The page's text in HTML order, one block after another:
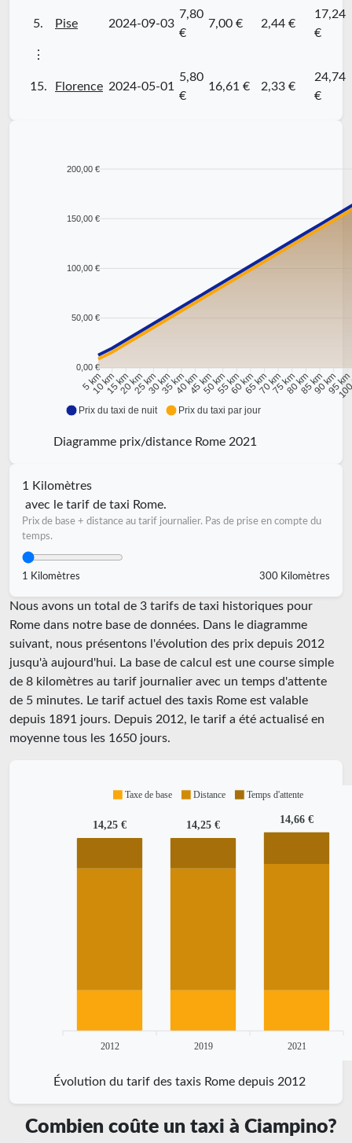
5. Pise 2024-09-03
7,80
€
7,00 € 2,44 €
17,24
€
⋮
15. Florence 2024-05-01
5,80
€
16,61 € 2,33 €
24,74
€
200,00 €
150,00 €
100,00 €
50,00 €
0,00 €
5 km
10 km15 km20 km25 km30 km35 km40 km45 km50 km55 km60 km65 km70 km75 km80 km85 km90 km95 km
Prix du taxi de nuit Prix du taxi par jour
Diagramme prix/distance Rome 2021
1 Kilomètres
avec le tarif de taxi Rome.
Prix de base + distance au tarif journalier. Pas de prise en compte du
temps.
1 Kilomètres 300 Kilomètres
Nous avons un total de 3 tarifs de taxi historiques pour
Rome dans notre base de données. Dans le diagramme
suivant, nous présentons l'évolution des prix depuis 2012
jusqu'à aujourd'hui. La base de calcul est une course simple
de 8 kilomètres au tarif journalier avec un temps d'attente
de 5 minutes. Le tarif actuel des taxis Rome est valable
depuis 1891 jours. Depuis 2012, le tarif a été actualisé en
moyenne tous les 1650 jours.
14,25 € 14,25 € 14,66 €
2012 2019 2021
Taxe de base Distance Temps d'attente
Évolution du tarif des taxis Rome depuis 2012
Combien coûte un taxi à Ciampino?